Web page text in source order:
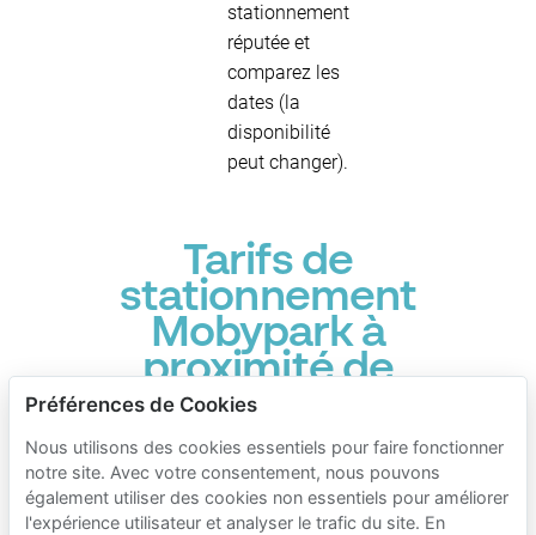
stationnement
réputée et
comparez les
dates (la
disponibilité
peut changer).
Tarifs de
stationnement
Mobypark à
proximité de
North
Bonnevoie-
Verlorenkost
Durée du stationnement
Préférences de Cookies
Nous utilisons des cookies essentiels pour faire fonctionner
notre site. Avec votre consentement, nous pouvons
également utiliser des cookies non essentiels pour améliorer
l'expérience utilisateur et analyser le trafic du site. En